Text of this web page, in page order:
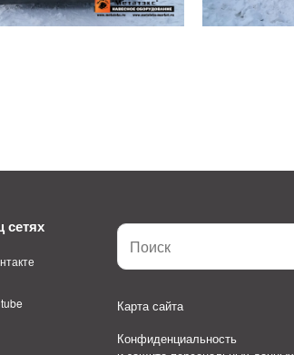
Карта сайта
Конфиденциальность